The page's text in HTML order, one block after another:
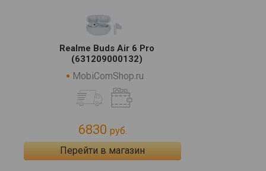
Realme Buds Air 6 Pro
(631209000132)
MobiComShop.ru
6830 руб.
Перейти в магазин